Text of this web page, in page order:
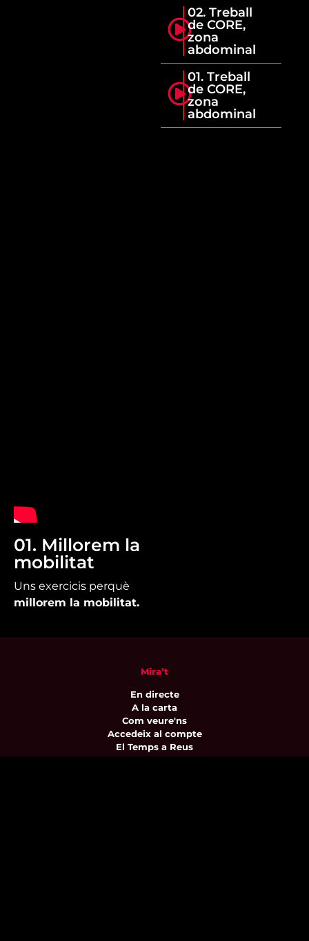
01. Millorem la
mobilitat
Uns exercicis perquè
millorem la mobilitat.
02. Treball
de CORE,
zona
abdominal
01. Treball
de CORE,
zona
abdominal
Mira’t
En directe
A la carta
Com veure'ns
Accedeix al compte
El Temps a Reus